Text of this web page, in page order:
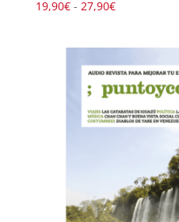
19,90€ - 27,90€Rango
19,90€
hasta
27,90€